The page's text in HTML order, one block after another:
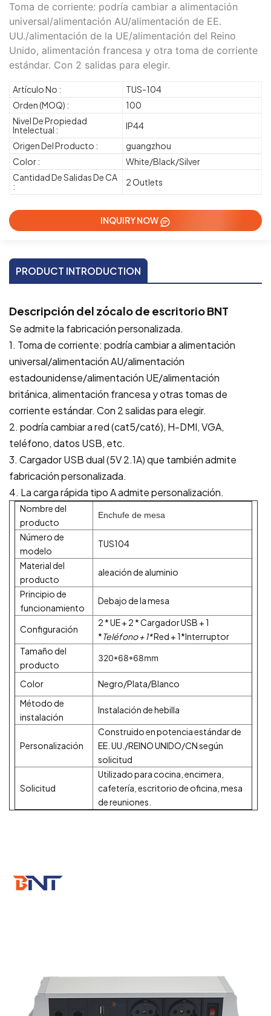
Toma de corriente: podría cambiar a alimentación
universal/alimentación AU/alimentación de EE.
UU./alimentación de la UE/alimentación del Reino
Unido, alimentación francesa y otra toma de corriente
estándar. Con 2 salidas para elegir.
Artículo No :
TUS-104
Orden (MOQ) :
100
Nivel De Propiedad
Intelectual :
IP44
Origen Del Producto :
guangzhou
Color :
White/Black/Silver
Cantidad De Salidas De CA
:
2 Outlets
INQUIRY NOW
PRODUCT INTRODUCTION
Descripción del zócalo de escritorio BNT
Se admite la fabricación personalizada.
1. Toma de corriente: podría cambiar a alimentación
universal/alimentación AU/alimentación
estadounidense/alimentación UE/alimentación
británica, alimentación francesa y otras tomas de
corriente estándar. Con 2 salidas para elegir.
2. podría cambiar a red (cat5/cat6), H-DMI, VGA,
teléfono, datos USB, etc.
3. Cargador USB dual (5V 2.1A) que también admite
fabricación personalizada.
4. La carga rápida tipo A admite personalización.
Nombre del
producto
Enchufe de mesa
Número de
modelo
TUS104
Material del
producto
aleación de aluminio
Principio de
funcionamiento
Debajo de la mesa
Configuración
2 * UE + 2 * Cargador USB + 1
*Teléfono + 1*Red + 1*Interruptor
Tamaño del
producto
320*68*68mm
Color
Negro/Plata/Blanco
Método de
instalación
Instalación de hebilla
Personalización
Construido en potencia estándar de
EE. UU./REINO UNIDO/CN según
solicitud
Solicitud
Utilizado para cocina, encimera,
cafetería, escritorio de oficina, mesa
de reuniones.